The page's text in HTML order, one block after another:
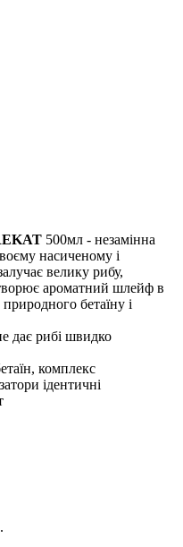
500мл - незамінна
насиченому і
велику рибу,
ароматний шлейф в
природного бетаїну і
дає рибі швидко
комплекс
ідентичні